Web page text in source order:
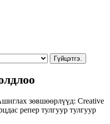
Гүйцэтгэ.
зөвшөөрлүүд: Creative
репер тулгуур тулгуур